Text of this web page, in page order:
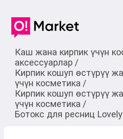
Каш жана кирпик үчүн
аксессуарлар /
Кирпик кошуп өстүрүү
үчүн косметика /
Кирпик кошуп өстүрүү
үчүн косметика /
Ботокс для ресниц